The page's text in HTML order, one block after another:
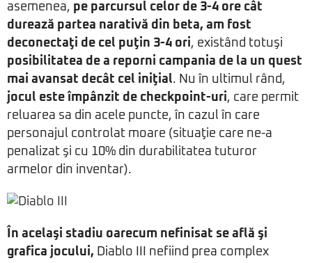
asemenea, pe parcursul celor de 3-4 ore cât
durează partea narativă din beta, am fost
deconectaţi de cel puţin 3-4 ori, existând totuşi
posibilitatea de a reporni campania de la un quest
mai avansat decât cel iniţial. Nu în ultimul rând,
jocul este împânzit de checkpoint-uri, care permit
reluarea sa din acele puncte, în cazul în care
personajul controlat moare (situaţie care ne-a
penalizat şi cu 10% din durabilitatea tuturor
armelor din inventar).
În acelaşi stadiu oarecum nefinisat se află şi
grafica jocului, Diablo III nefiind prea complex